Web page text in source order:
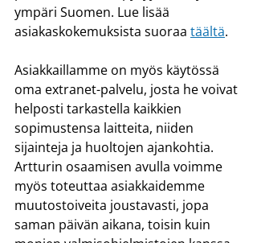
ympäri Suomen. Lue lisää
asiakaskokemuksista suoraa täältä.
Asiakkaillamme on myös käytössä
oma extranet-palvelu, josta he voivat
helposti tarkastella kaikkien
sopimustensa laitteita, niiden
sijainteja ja huoltojen ajankohtia.
Artturin osaamisen avulla voimme
myös toteuttaa asiakkaidemme
muutostoiveita joustavasti, jopa
saman päivän aikana, toisin kuin